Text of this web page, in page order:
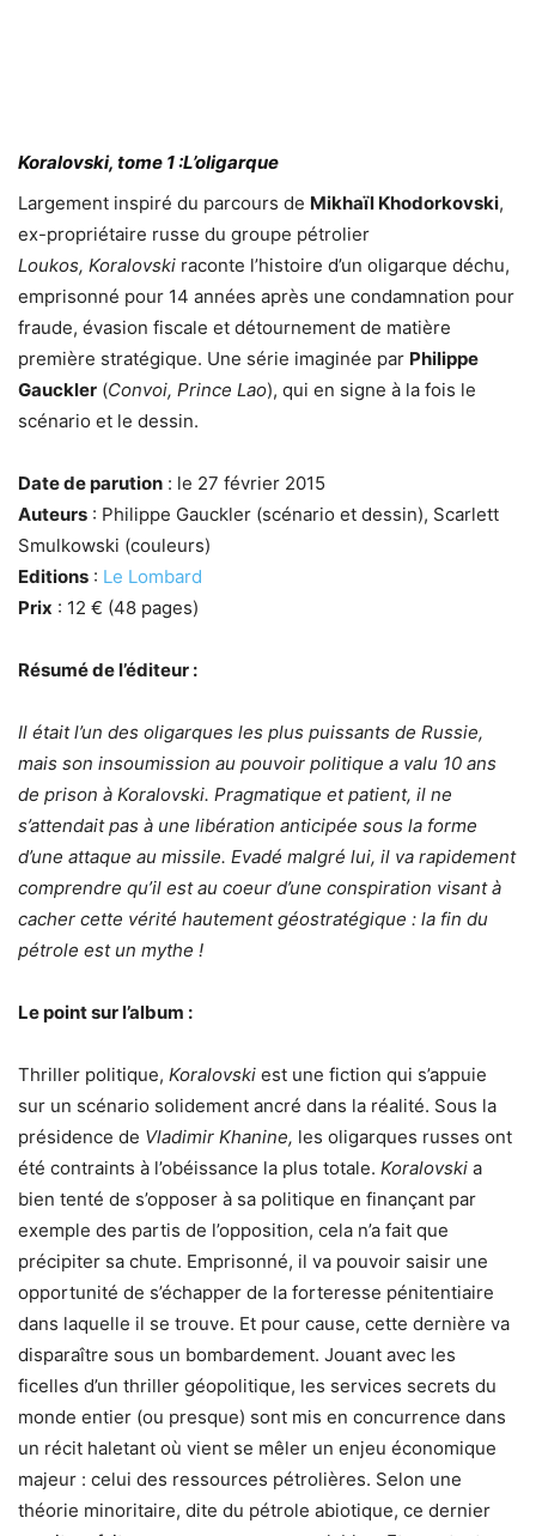
Koralovski, tome 1 :L’oligarque
Largement inspiré du parcours de Mikhaïl Khodorkovski,
ex-propriétaire russe du groupe pétrolier
Loukos, Koralovski raconte l’histoire d’un oligarque déchu,
emprisonné pour 14 années après une condamnation pour
fraude, évasion fiscale et détournement de matière
première stratégique. Une série imaginée par Philippe
Gauckler (Convoi, Prince Lao), qui en signe à la fois le
scénario et le dessin.
Date de parution : le 27 février 2015
Auteurs : Philippe Gauckler (scénario et dessin), Scarlett
Smulkowski (couleurs)
Editions : Le Lombard
Prix : 12 € (48 pages)
Résumé de l’éditeur :
Il était l’un des oligarques les plus puissants de Russie,
mais son insoumission au pouvoir politique a valu 10 ans
de prison à Koralovski. Pragmatique et patient, il ne
s’attendait pas à une libération anticipée sous la forme
d’une attaque au missile. Evadé malgré lui, il va rapidement
comprendre qu’il est au coeur d’une conspiration visant à
cacher cette vérité hautement géostratégique : la fin du
pétrole est un mythe !
Le point sur l’album :
Thriller politique, Koralovski est une fiction qui s’appuie
sur un scénario solidement ancré dans la réalité. Sous la
présidence de Vladimir Khanine, les oligarques russes ont
été contraints à l’obéissance la plus totale. Koralovski a
bien tenté de s’opposer à sa politique en finançant par
exemple des partis de l’opposition, cela n’a fait que
précipiter sa chute. Emprisonné, il va pouvoir saisir une
opportunité de s’échapper de la forteresse pénitentiaire
dans laquelle il se trouve. Et pour cause, cette dernière va
disparaître sous un bombardement. Jouant avec les
ficelles d’un thriller géopolitique, les services secrets du
monde entier (ou presque) sont mis en concurrence dans
un récit haletant où vient se mêler un enjeu économique
majeur : celui des ressources pétrolières. Selon une
théorie minoritaire, dite du pétrole abiotique, ce dernier